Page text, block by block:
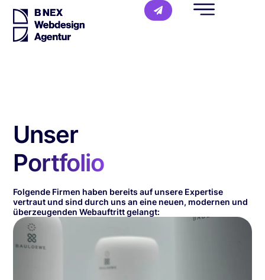
Unser
Portfolio
Folgende Firmen haben bereits auf unsere Expertise
vertraut und sind durch uns an eine neuen, modernen und
überzeugenden Webauftritt gelangt: